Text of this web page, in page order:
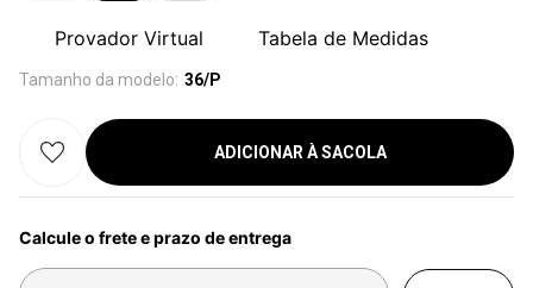
Provador Virtual Tabela de Medidas
Tamanho da modelo: 36/P
ADICIONAR À SACOLA